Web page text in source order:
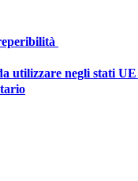
utilizzare negli stati